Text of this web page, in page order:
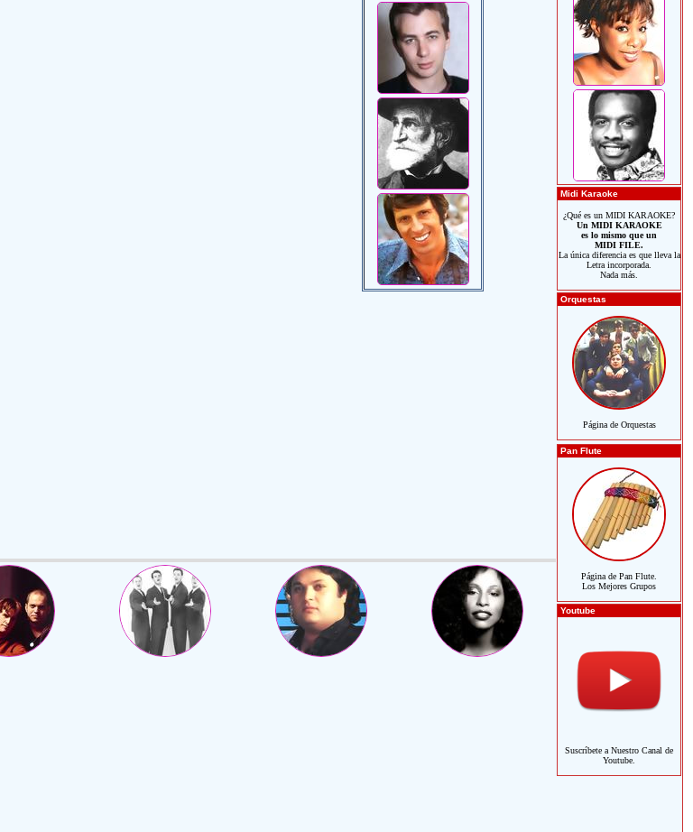
Midi Karaoke
¿Qué es un MIDI KARAOKE?
Un MIDI KARAOKE
es lo mismo que un
MIDI FILE.
La única diferencia es que lleva la
Letra incorporada.
Nada más.
Orquestas
Página de Orquestas
Pan Flute
Página de Pan Flute.
Los Mejores Grupos
Youtube
Suscríbete a Nuestro Canal de
Youtube.